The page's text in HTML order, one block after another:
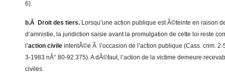
6).
b.Â Droit des tiers. Lorsqu’une action publique est Ã©teinte en raison
d’amnistie, la juridiction saisie avant la promulgation de cette loi reste
l’action civile intentÃ©e Ã l’occasion de l’action publique (Cass. crim.
3-1983 nÂ° 80-92.375). A dÃ©faut, l’action de la victime demeure
civiles.